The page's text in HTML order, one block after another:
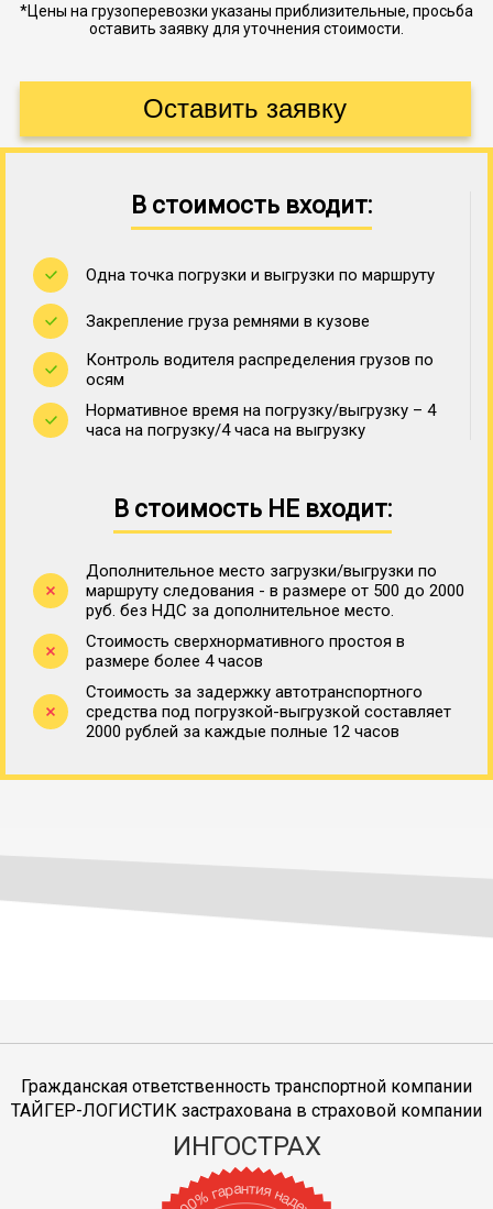
*Цены на грузоперевозки указаны приблизительные, просьба
оставить заявку для уточнения стоимости.
В стоимость входит:
Одна точка погрузки и выгрузки по маршруту
Закрепление груза ремнями в кузове
Контроль водителя распределения грузов по
осям
Нормативное время на погрузку/выгрузку – 4
часа на погрузку/4 часа на выгрузку
В стоимость НЕ входит:
Дополнительное место загрузки/выгрузки по
маршруту следования - в размере от 500 до 2000
руб. без НДС за дополнительное место.
Стоимость сверхнормативного простоя в
размере более 4 часов
Стоимость за задержку автотранспортного
средства под погрузкой-выгрузкой составляет
2000 рублей за каждые полные 12 часов
Гражданская ответственность транспортной компании
ТАЙГЕР-ЛОГИСТИК застрахована в страховой компании
ИНГОСТРАХ